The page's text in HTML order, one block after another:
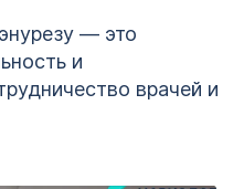
— это
и
врачей и